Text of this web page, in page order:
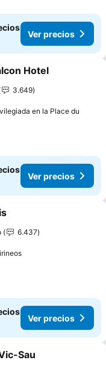
Ver precios
favoritos
Hotel
3.649
en la Place du
Ver precios
favoritos
6.437
Ver precios
Ver precios
favoritos
Sau